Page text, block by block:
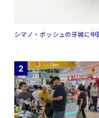
シマノ・ボッシュの牙城に
2